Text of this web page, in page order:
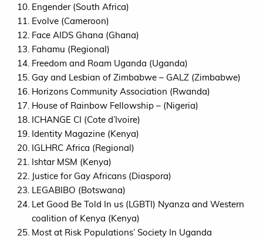
Engender (South Africa)
Evolve (Cameroon)
Face AIDS Ghana (Ghana)
Fahamu (Regional)
Freedom and Roam Uganda (Uganda)
Gay and Lesbian of Zimbabwe – GALZ (Zimbabwe)
Horizons Community Association (Rwanda)
House of Rainbow Fellowship – (Nigeria)
ICHANGE CI (Cote d’Ivoire)
Identity Magazine (Kenya)
IGLHRC Africa (Regional)
Ishtar MSM (Kenya)
Justice for Gay Africans (Diaspora)
LEGABIBO (Botswana)
Let Good Be Told In us (LGBTI) Nyanza and Western
coalition of Kenya (Kenya)
Most at Risk Populations’ Society In Uganda